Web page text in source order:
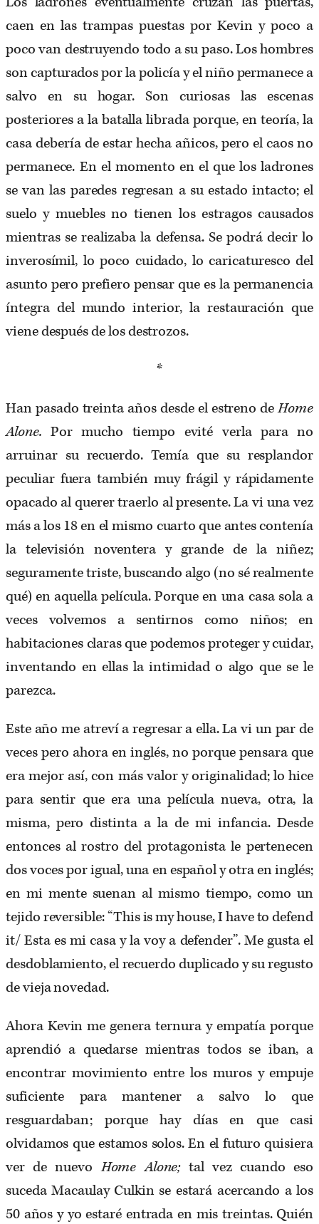
caen en las trampas puestas por Kevin y poco a
poco van destruyendo todo a su paso. Los hombres
son capturados por la policía y el niño permanece a
salvo en su hogar. Son curiosas las escenas
posteriores a la batalla librada porque, en teoría, la
casa debería de estar hecha añicos, pero el caos no
permanece. En el momento en el que los ladrones
se van las paredes regresan a su estado intacto; el
suelo y muebles no tienen los estragos causados
mientras se realizaba la defensa. Se podrá decir lo
inverosímil, lo poco cuidado, lo caricaturesco del
asunto pero prefiero pensar que es la permanencia
íntegra del mundo interior, la restauración que
viene después de los destrozos.
*
Han pasado treinta años desde el estreno deHome
Alone. Por mucho tiempo evité verla para no
arruinar su recuerdo. Temía que su resplandor
peculiar fuera también muy frágil y rápidamente
opacado al querer traerlo al presente. La vi una vez
más a los 18 en el mismo cuarto que antes contenía
la televisión noventera y grande de la niñez;
seguramente triste, buscando algo (no sé realmente
qué) en aquella película. Porque en una casa sola a
veces volvemos a sentirnos como niños; en
habitaciones claras que podemos proteger y cuidar,
inventando en ellas la intimidad o algo que se le
parezca.
Este año me atreví a regresar a ella. La vi un par de
veces pero ahora en inglés, no porque pensara que
era mejor así, con más valor y originalidad; lo hice
para sentir que era una película nueva, otra, la
misma, pero distinta a la de mi infancia. Desde
entonces al rostro del protagonista le pertenecen
dos voces por igual, una en español y otra en inglés;
en mi mente suenan al mismo tiempo, como un
tejido reversible: “This is my house, I have to defend
it/ Esta es mi casa y la voy a defender”. Me gusta el
desdoblamiento, el recuerdo duplicado y su regusto
de vieja novedad.
Ahora Kevin me genera ternura y empatía porque
aprendió a quedarse mientras todos se iban, a
encontrar movimiento entre los muros y empuje
suficiente para mantener a salvo lo que
resguardaban; porque hay días en que casi
olvidamos que estamos solos. En el futuro quisiera
ver de nuevoHome Alone;tal vez cuando eso
suceda Macaulay Culkin se estará acercando a los
50 años y yo estaré entrada en mis treintas. Quién